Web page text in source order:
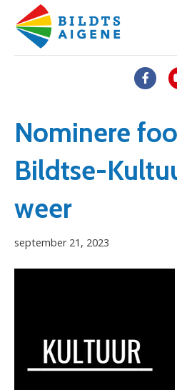
F
c
e
b
Nominere
Bildtse-
weer
september 21, 2023